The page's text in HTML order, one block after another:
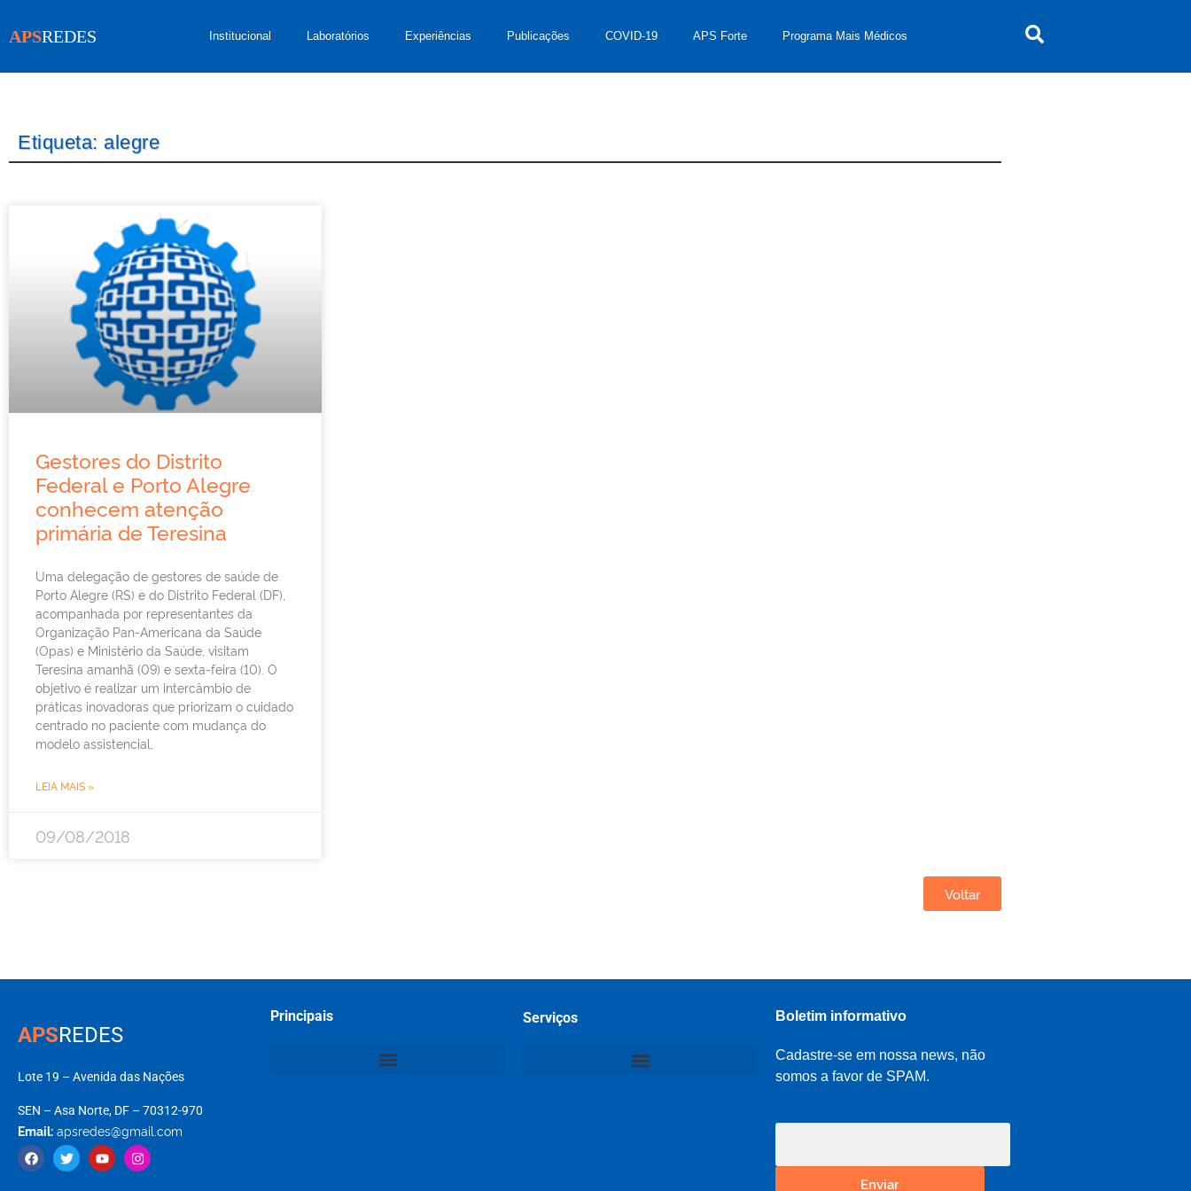
APSREDES Institucional Laboratórios Experiências Publicações COVID-19 APS Forte Programa Mais Médicos
Etiqueta: alegre
Gestores do Distrito
Federal e Porto Alegre
conhecem atenção
primária de Teresina
Uma delegação de gestores de saúde de
Porto Alegre (RS) e do Distrito Federal (DF),
acompanhada por representantes da
Organização Pan-Americana da Saúde
(Opas) e Ministério da Saúde, visitam
Teresina amanhã (09) e sexta-feira (10). O
objetivo é realizar um intercâmbio de
práticas inovadoras que priorizam o cuidado
centrado no paciente com mudança do
modelo assistencial,
LEIA MAIS »
09/08/2018
Voltar
APSREDES
Lote 19 – Avenida das Nações
SEN – Asa Norte, DF – 70312-970
Email: apsredes@gmail.com
Principais Serviços Boletim informativo
Cadastre-se em nossa news, não
somos a favor de SPAM.
Enviar